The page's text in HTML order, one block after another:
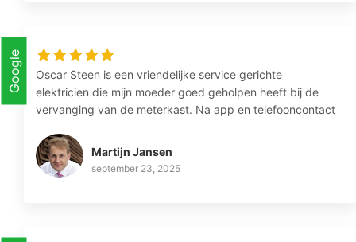
Google
Oscar Steen is een vriendelijke service gerichte
elektricien die mijn moeder goed geholpen heeft bij de
vervanging van de meterkast. Na app en telefooncontact
gekregen zodat alles goed vast gelegd werd.
Werkzaamheden verliepen snel en conform afspraak. Een
deel van het werk moest later worden afgerond en dat
Martijn Jansen
september 23, 2025